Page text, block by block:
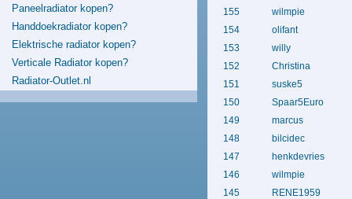
155
wilmpie
154
olifant
153
willy
152
Christina
151
suske5
150
Spaar5Euro
149
marcus
148
bilcidec
147
henkdevries
146
wilmpie
145
RENE1959
Paneelradiator kopen?
Handdoekradiator kopen?
Elektrische radiator kopen?
Verticale Radiator kopen?
Radiator-Outlet.nl